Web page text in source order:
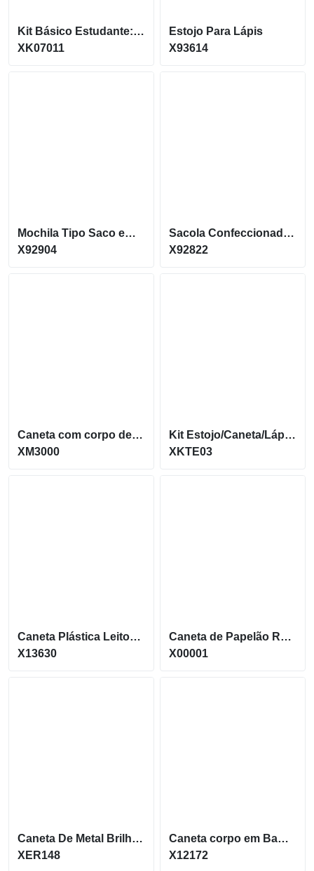
Kit Básico Estudante: 1 Ecobag | 1 Caderno | 1 Lápis Ou Caneta
XK07011
Estojo Para Lápis
X93614
Mochila Tipo Saco em non-woven (80 g/m²) com alças X92904
X92904
Sacola Confeccionada em 100% Algodão Canvas X92822
X92822
Caneta com corpo de Plástico e com Marca Texto XM3000
XM3000
Kit Estojo/Caneta/Lápis Com Borracha
XKTE03
Caneta Plástica Leitosa Com Acionamento Por Clique X13630
X13630
Caneta de Papelão Reciclado com detalhes Coloridos X00001
X00001
Caneta De Metal Brilhante
XER148
Caneta corpo em Bambu esferográfica azul e acionamento por clique X12172
X12172